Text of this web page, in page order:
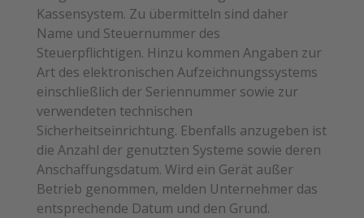
Kassensystem. Zu übermitteln sind daher
Name und Steuernummer des
Steuerpflichtigen. Hinzu kommen Angaben zur
Art des elektronischen Aufzeichnungssystems
einschließlich der Seriennummer sowie zur
verwendeten technischen
Sicherheitseinrichtung. Ebenfalls anzugeben ist
die Anzahl der genutzten Systeme sowie deren
Anschaffungsdatum. Wird ein Gerät außer
Betrieb genommen, melden Unternehmer das
entsprechende Datum und den Grund.